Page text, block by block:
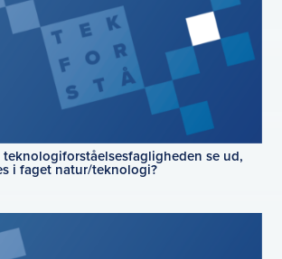
se ud,
i faget natur/teknologi?